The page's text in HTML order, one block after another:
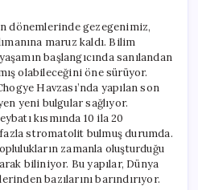
dönemlerinde gezegenimiz,
maruz kaldı. Bilim
başlangıcında sanılandan
olabileceğini öne sürüyor.
Havzası’nda yapılan son
yeni bulgular sağlıyor.
kısmında 10 ila 20
stromatolit bulmuş durumda.
zamanla oluşturduğu
biliniyor. Bu yapılar, Dünya
bazılarını barındırıyor.